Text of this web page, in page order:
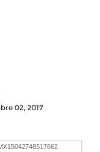
02, 2017